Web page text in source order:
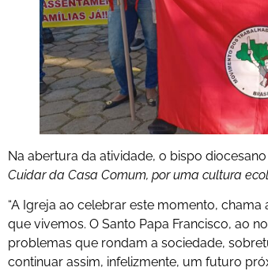
Na abertura da atividade, o bispo
Cuidar da Casa Comum, por uma cultura
“A Igreja ao celebrar este momento,
que vivemos. O Santo Papa Francisco, ao
problemas que rondam a sociedade,
continuar assim, infelizmente, um futuro